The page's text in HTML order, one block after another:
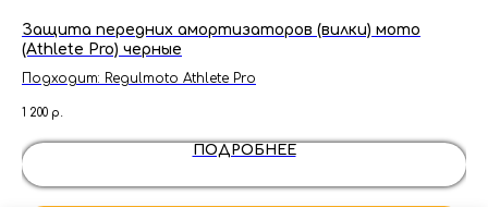
Защита передних амортизаторов (вилки) мото
(Athlete Pro) черные
Подходит: Regulmoto Athlete Pro
1 200 р.
ПОДРОБНЕЕ